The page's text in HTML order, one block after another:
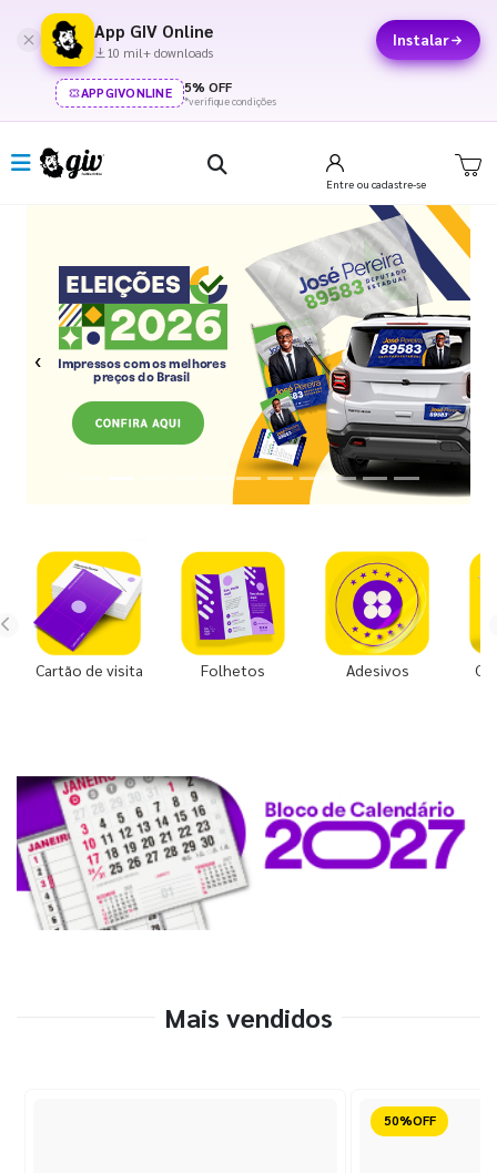
App GIV Online
10 mil+ downloads
Instalar
APPGIVONLINE 5% OFF
*verifique condições
Entre ou cadastre-se
Previous Next
Cartão de visita Folhetos Adesivos
Mais vendidos
Reduzido